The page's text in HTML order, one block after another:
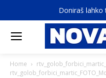
Doniraš lahko
Home